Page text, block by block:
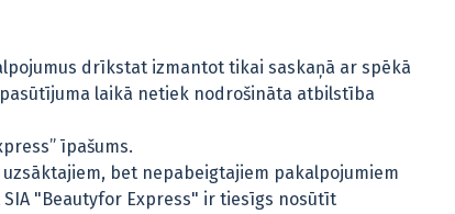
drīkstat izmantot tikai saskaņā ar spēkā
laikā netiek nodrošināta atbilstība
īpašums.
bet nepabeigtajiem pakalpojumiem
"Beautyfor Express" ir tiesīgs nosūtīt